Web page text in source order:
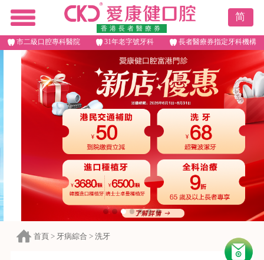
香港長者醫療券
简
市二級口腔專科醫院 31年老字號牙科 長者醫療券指定牙科機構
首頁 > 牙病綜合 > 洗牙